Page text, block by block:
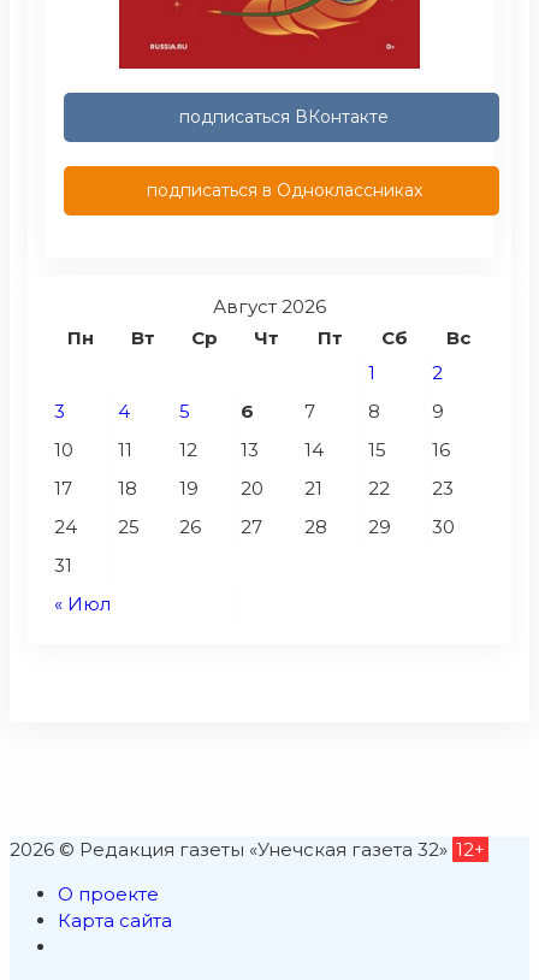
подписаться ВКонтакте
подписаться в Одноклассниках
Август 2026
Пн
Вт Ср Чт Пт Сб Вс
« Июл
1
2
3
4 5 6 7 8
9
10
11 12 13 14 15
16
17
18 19 20 21 22
23
24
25 26 27 28 29
30
31
2026 © Редакция газеты «Унечская газета 32» 12+
О проекте
Карта сайта